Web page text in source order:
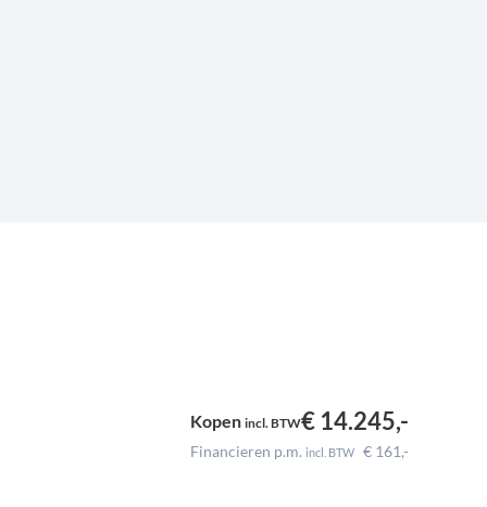
Kopen incl. BTW€ 14.245,-
Financieren p.m. incl. BTW € 161,-